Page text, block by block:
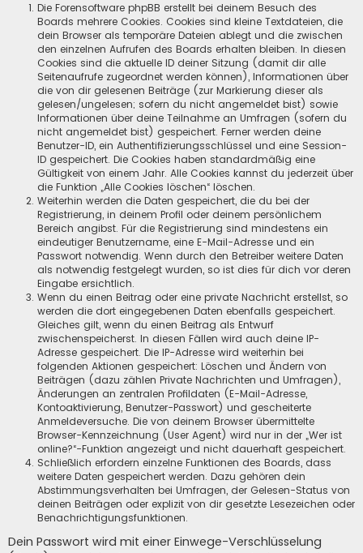
Die Forensoftware phpBB erstellt bei deinem Besuch des
Boards mehrere Cookies. Cookies sind kleine Textdateien, die
dein Browser als temporäre Dateien ablegt und die zwischen
den einzelnen Aufrufen des Boards erhalten bleiben. In diesen
Cookies sind die aktuelle ID deiner Sitzung (damit dir alle
Seitenaufrufe zugeordnet werden können), Informationen über
die von dir gelesenen Beiträge (zur Markierung dieser als
gelesen/ungelesen; sofern du nicht angemeldet bist) sowie
Informationen über deine Teilnahme an Umfragen (sofern du
nicht angemeldet bist) gespeichert. Ferner werden deine
Benutzer-ID, ein Authentifizierungsschlüssel und eine Session-
ID gespeichert. Die Cookies haben standardmäßig eine
Gültigkeit von einem Jahr. Alle Cookies kannst du jederzeit über
die Funktion „Alle Cookies löschen“ löschen.
Weiterhin werden die Daten gespeichert, die du bei der
Registrierung, in deinem Profil oder deinem persönlichem
Bereich angibst. Für die Registrierung sind mindestens ein
eindeutiger Benutzername, eine E-Mail-Adresse und ein
Passwort notwendig. Wenn durch den Betreiber weitere Daten
als notwendig festgelegt wurden, so ist dies für dich vor deren
Eingabe ersichtlich.
Wenn du einen Beitrag oder eine private Nachricht erstellst, so
werden die dort eingegebenen Daten ebenfalls gespeichert.
Gleiches gilt, wenn du einen Beitrag als Entwurf
zwischenspeicherst. In diesen Fällen wird auch deine IP-
Adresse gespeichert. Die IP-Adresse wird weiterhin bei
folgenden Aktionen gespeichert: Löschen und Ändern von
Beiträgen (dazu zählen Private Nachrichten und Umfragen),
Änderungen an zentralen Profildaten (E-Mail-Adresse,
Kontoaktivierung, Benutzer-Passwort) und gescheiterte
Anmeldeversuche. Die von deinem Browser übermittelte
Browser-Kennzeichnung (User Agent) wird nur in der „Wer ist
online?“-Funktion angezeigt und nicht dauerhaft gespeichert.
Schließlich erfordern einzelne Funktionen des Boards, dass
weitere Daten gespeichert werden. Dazu gehören dein
Abstimmungsverhalten bei Umfragen, der Gelesen-Status von
deinen Beiträgen oder explizit von dir gesetzte Lesezeichen oder
Benachrichtigungsfunktionen.
Dein Passwort wird mit einer Einwege-Verschlüsselung